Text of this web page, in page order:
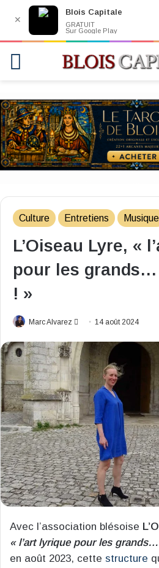
Culture Entretiens Musique
L’Oiseau Lyre, «
pour les
! »
Marc Alvarez
Envoyer
courriel
14 août 2024
Avec l’association blésoise
« l’art lyrique pour les
en août 2023, cette structure
✕
Blois Capitale
GRATUIT
Sur Google Play